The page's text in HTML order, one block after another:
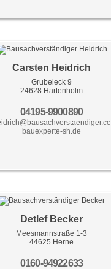
Carsten Heidrich
Grubeleck 9
24628 Hartenholm
04195-9900890
bauexperte-sh.de
Detlef Becker
Meesmannstraße 1-3
44625 Herne
0160-94922633